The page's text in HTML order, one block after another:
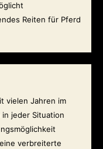
Reiten für Pferd
vielen Jahren im
jeder Situation
verbreiterte